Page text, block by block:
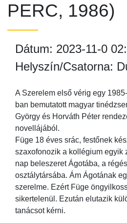
PERC, 1986)
Dátum: 2023-11-0
Helyszín/Csatorna:
A Szerelem első vérig egy
ban bemutatott magyar
György és Horváth Péter
novellájából.
Füge 18 éves srác, festőnek
szaxofonozik a kollégium egyik
nap beleszeret Ágotába, a
osztálytársába. Ám Ágotának
szerelme. Ezért Füge
sikertelenül. Ezután elutazik
tanácsot kérni.